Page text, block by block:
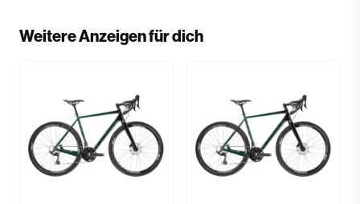
Weitere Anzeigen für dich